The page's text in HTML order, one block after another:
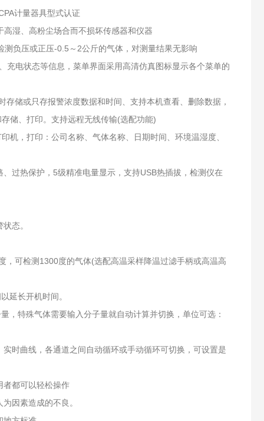
计量器具型式认证
湿、高粉尘场合而不损坏传感器和仪器
负压或正压-0.5～2公斤的气体，对测量结果无影响
电状态等信息，菜单界面采用高清仿真图标显示各个菜单的
储或只存报警浓度数据和时间、支持本机查看、删除数据，
储、打印。支持远程无线传输(选配功能)
机，打印：公司名称、气体名称、日期时间、环境温湿度、
过热保护，5级精准电量显示，支持USB热插拔，检测仪在
态。
可检测1300度的气体(选配高温采样降温过滤手柄或高温高
延长开机时间。
，特殊气体需要输入分子量就自动计算并切换，单位可选：
时曲线，各通道之间自动循环或手动循环可切换，可设置是
者都可以轻松操作
因素造成的不良。